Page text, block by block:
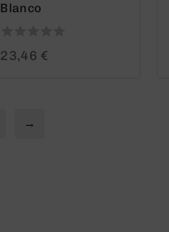
Blanco
0
23,46 €
→